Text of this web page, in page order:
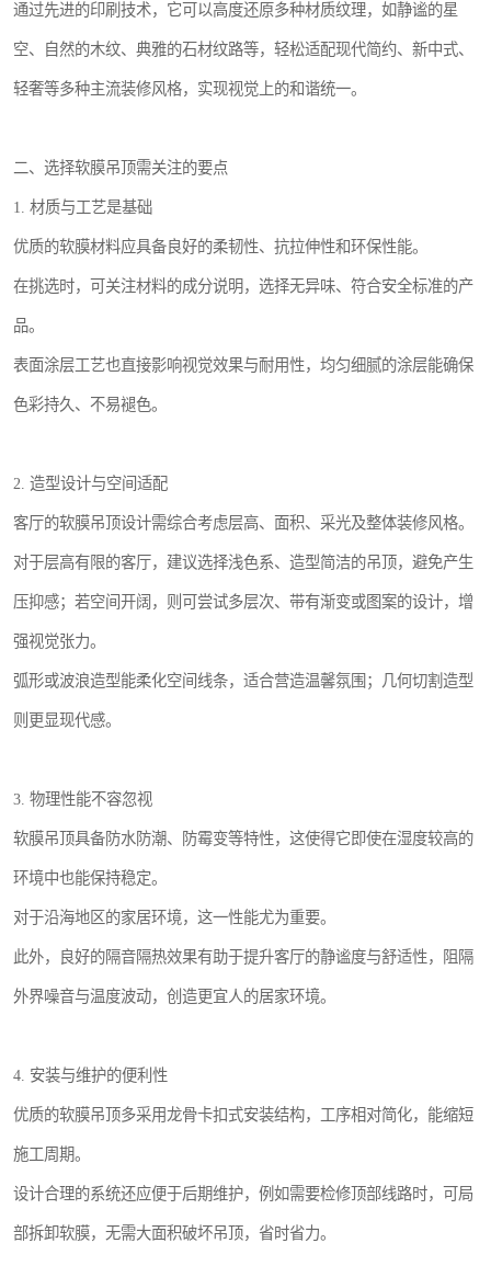
通过先进的印刷技术，它可以高度还原多种材质纹理，如静谧的星
空、自然的木纹、典雅的石材纹路等，轻松适配现代简约、新中式、
轻奢等多种主流装修风格，实现视觉上的和谐统一。
二、选择软膜吊顶需关注的要点
1. 材质与工艺是基础
优质的软膜材料应具备良好的柔韧性、抗拉伸性和环保性能。
在挑选时，可关注材料的成分说明，选择无异味、符合安全标准的产
品。
表面涂层工艺也直接影响视觉效果与耐用性，均匀细腻的涂层能确保
色彩持久、不易褪色。
2. 造型设计与空间适配
客厅的软膜吊顶设计需综合考虑层高、面积、采光及整体装修风格。
对于层高有限的客厅，建议选择浅色系、造型简洁的吊顶，避免产生
压抑感；若空间开阔，则可尝试多层次、带有渐变或图案的设计，增
强视觉张力。
弧形或波浪造型能柔化空间线条，适合营造温馨氛围；几何切割造型
则更显现代感。
3. 物理性能不容忽视
软膜吊顶具备防水防潮、防霉变等特性，这使得它即使在湿度较高的
环境中也能保持稳定。
对于沿海地区的家居环境，这一性能尤为重要。
此外，良好的隔音隔热效果有助于提升客厅的静谧度与舒适性，阻隔
外界噪音与温度波动，创造更宜人的居家环境。
4. 安装与维护的便利性
优质的软膜吊顶多采用龙骨卡扣式安装结构，工序相对简化，能缩短
施工周期。
设计合理的系统还应便于后期维护，例如需要检修顶部线路时，可局
部拆卸软膜，无需大面积破坏吊顶，省时省力。